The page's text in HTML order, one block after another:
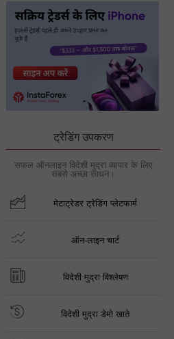
ट्रेडिंग उपकरण
सफल ऑनलाइन विदेशी मुद्रा व्यापार के लिए
सबसे अच्छा साधन।
मेटाट्रेडर ट्रेडिंग प्लेटफार्म
ऑन-लाइन चार्ट
विदेशी मुद्रा विश्लेषण
विदेशी मुद्रा डेमो खाते